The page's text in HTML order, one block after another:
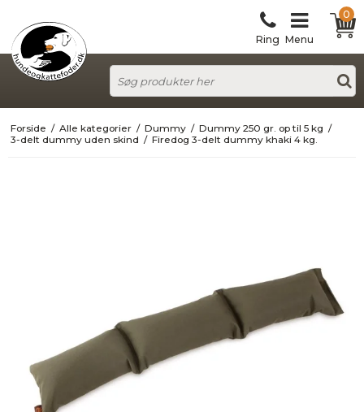
Ring Menu
0
Forside / Alle kategorier / Dummy / Dummy 250 gr. op til 5 kg /
3-delt dummy uden skind / Firedog 3-delt dummy khaki 4 kg.